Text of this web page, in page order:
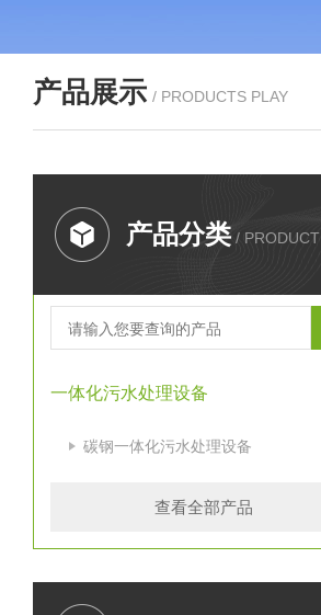
产品展示 / PRODUCTS PLAY
产品分类 / PRODUCT
一体化污水处理设备
碳钢一体化污水处理设备
查看全部产品